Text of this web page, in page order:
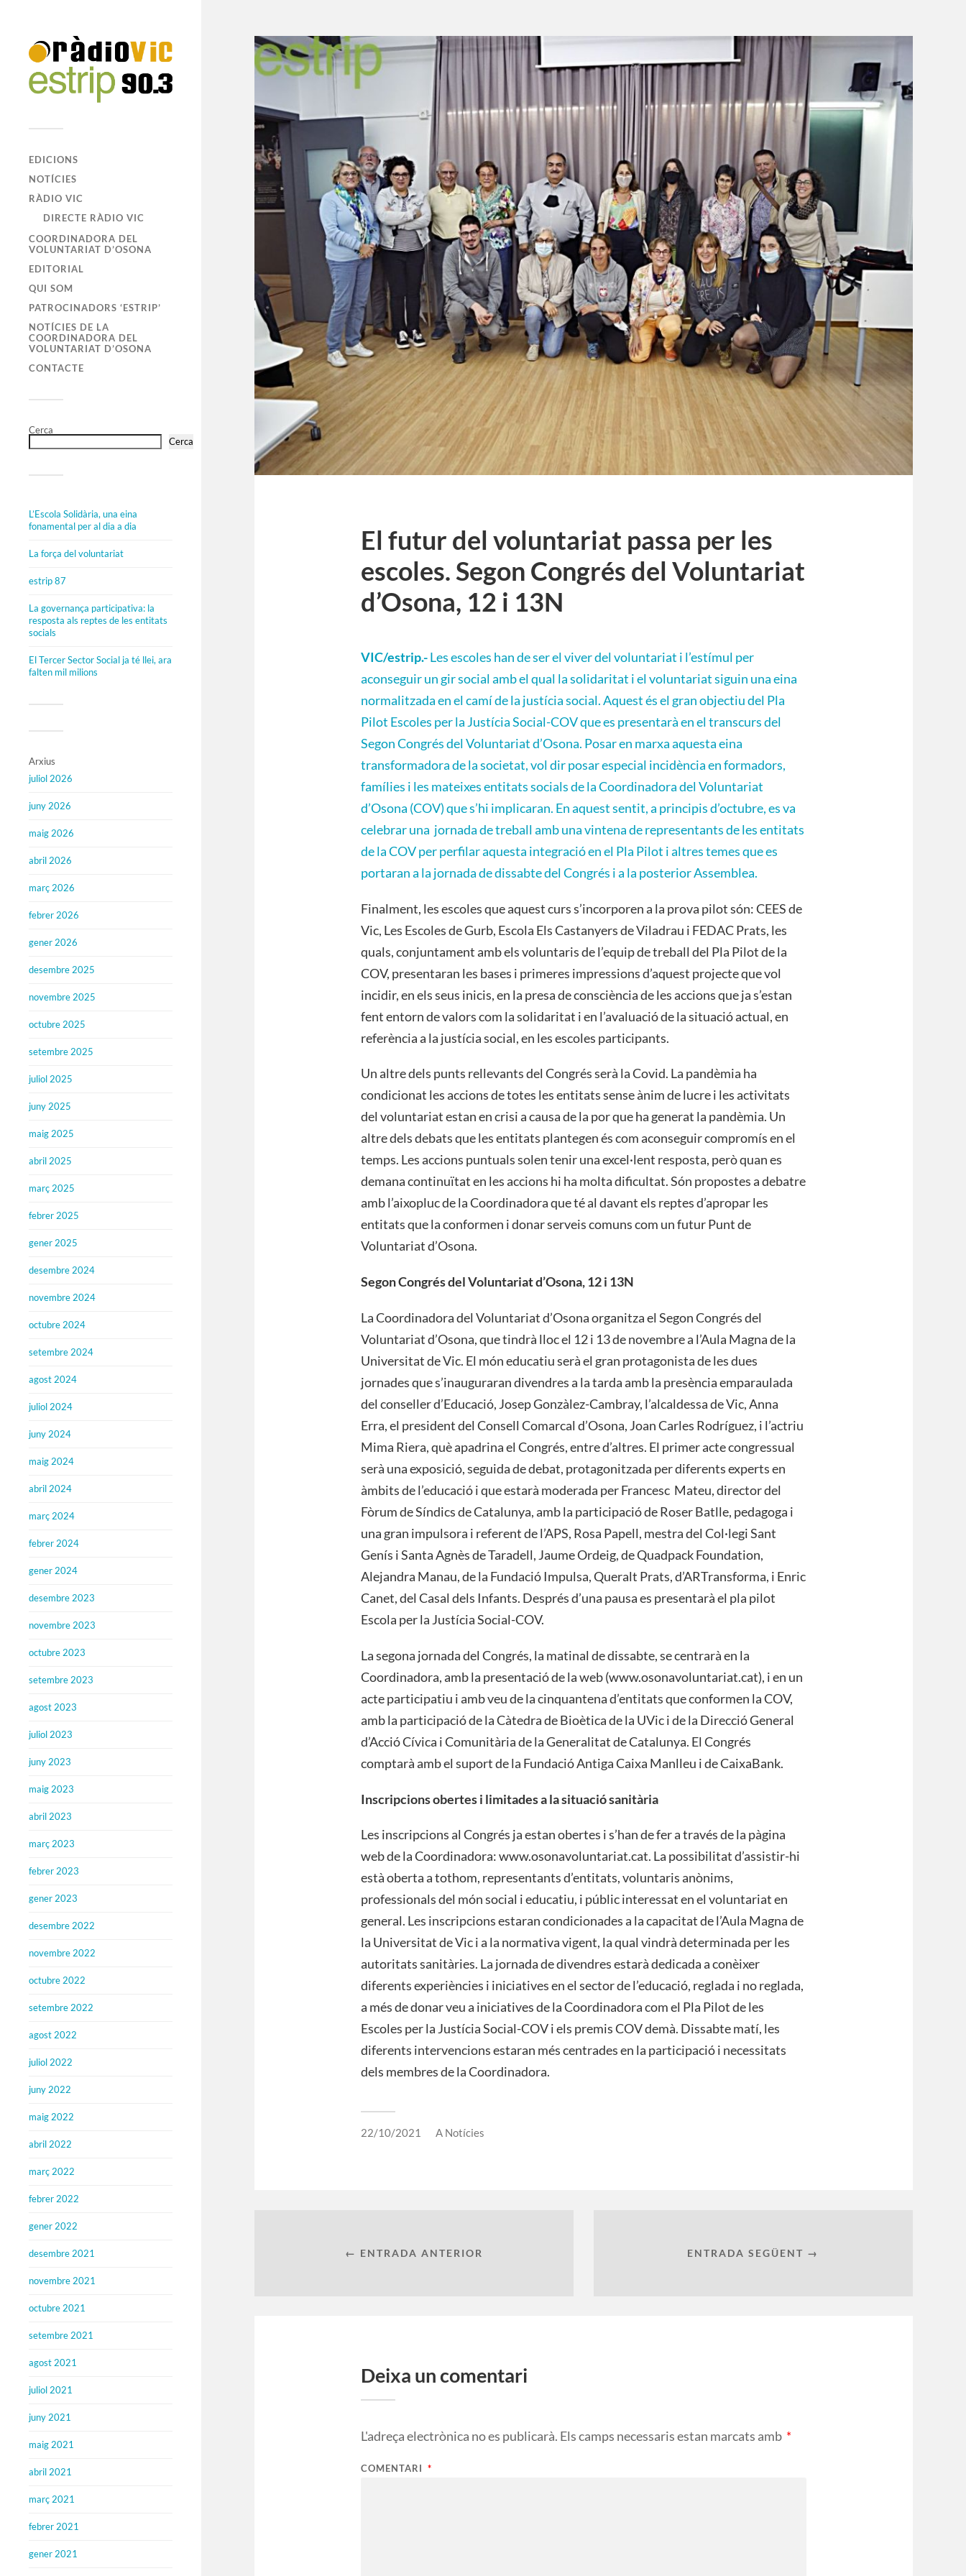
EDICIONS
NOTÍCIES
RÀDIO VIC
DIRECTE RÀDIO VIC
COORDINADORA DEL
VOLUNTARIAT D’OSONA
EDITORIAL
QUI SOM
PATROCINADORS ‘ESTRIP’
NOTÍCIES DE LA
COORDINADORA DEL
VOLUNTARIAT D’OSONA
CONTACTE
Cerca
Cerca
L’Escola Solidària, una eina
fonamental per al dia a dia
La força del voluntariat
estrip 87
La governança participativa: la
resposta als reptes de les entitats
socials
El Tercer Sector Social ja té llei, ara
falten mil milions
Arxius
juliol 2026
juny 2026
maig 2026
abril 2026
març 2026
febrer 2026
gener 2026
desembre 2025
novembre 2025
octubre 2025
setembre 2025
juliol 2025
juny 2025
maig 2025
abril 2025
març 2025
febrer 2025
gener 2025
desembre 2024
novembre 2024
octubre 2024
setembre 2024
agost 2024
juliol 2024
juny 2024
maig 2024
abril 2024
març 2024
febrer 2024
gener 2024
desembre 2023
novembre 2023
octubre 2023
setembre 2023
agost 2023
juliol 2023
juny 2023
maig 2023
abril 2023
març 2023
febrer 2023
gener 2023
desembre 2022
novembre 2022
octubre 2022
setembre 2022
agost 2022
juliol 2022
juny 2022
maig 2022
abril 2022
març 2022
febrer 2022
gener 2022
desembre 2021
novembre 2021
octubre 2021
setembre 2021
agost 2021
juliol 2021
juny 2021
maig 2021
abril 2021
març 2021
febrer 2021
gener 2021
El futur del voluntariat passa per les
escoles. Segon Congrés del Voluntariat
d’Osona, 12 i 13N
VIC/estrip.-Les escoles han de ser el viver del voluntariat i l’estímul per
aconseguir un gir social amb el qual la solidaritat i el voluntariat siguin una eina
normalitzada en el camí de la justícia social. Aquest és el gran objectiu del Pla
Pilot Escoles per la Justícia Social-COV que es presentarà en el transcurs del
Segon Congrés del Voluntariat d’Osona. Posar en marxa aquesta eina
transformadora de la societat, vol dir posar especial incidència en formadors,
famílies i les mateixes entitats socials de la Coordinadora del Voluntariat
d’Osona (COV) que s’hi implicaran. En aquest sentit, a principis d’octubre, es va
celebrar una jornada de treball amb una vintena de representants de les entitats
de la COV per perfilar aquesta integració en el Pla Pilot i altres temes que es
portaran a la jornada de dissabte del Congrés i a la posterior Assemblea.
Finalment, les escoles que aquest curs s’incorporen a la prova pilot són: CEES de
Vic, Les Escoles de Gurb, Escola Els Castanyers de Viladrau i FEDAC Prats, les
quals, conjuntament amb els voluntaris de l’equip de treball del Pla Pilot de la
COV, presentaran les bases i primeres impressions d’aquest projecte que vol
incidir, en els seus inicis, en la presa de consciència de les accions que ja s’estan
fent entorn de valors com la solidaritat i en l’avaluació de la situació actual, en
referència a la justícia social, en les escoles participants.
Un altre dels punts rellevants del Congrés serà la Covid. La pandèmia ha
condicionat les accions de totes les entitats sense ànim de lucre i les activitats
del voluntariat estan en crisi a causa de la por que ha generat la pandèmia. Un
altre dels debats que les entitats plantegen és com aconseguir compromís en el
temps. Les accions puntuals solen tenir una excel·lent resposta, però quan es
demana continuïtat en les accions hi ha molta dificultat. Són propostes a debatre
amb l’aixopluc de la Coordinadora que té al davant els reptes d’apropar les
entitats que la conformen i donar serveis comuns com un futur Punt de
Voluntariat d’Osona.
Segon Congrés del Voluntariat d’Osona, 12 i 13N
La Coordinadora del Voluntariat d’Osona organitza el Segon Congrés del
Voluntariat d’Osona, que tindrà lloc el 12 i 13 de novembre a l’Aula Magna de la
Universitat de Vic. El món educatiu serà el gran protagonista de les dues
jornades que s’inauguraran divendres a la tarda amb la presència emparaulada
del conseller d’Educació, Josep Gonzàlez-Cambray, l’alcaldessa de Vic, Anna
Erra, el president del Consell Comarcal d’Osona, Joan Carles Rodríguez, i l’actriu
Mima Riera, què apadrina el Congrés, entre d’altres. El primer acte congressual
serà una exposició, seguida de debat, protagonitzada per diferents experts en
àmbits de l’educació i que estarà moderada per Francesc Mateu, director del
Fòrum de Síndics de Catalunya, amb la participació de Roser Batlle, pedagoga i
una gran impulsora i referent de l’APS, Rosa Papell, mestra del Col·legi Sant
Genís i Santa Agnès de Taradell, Jaume Ordeig, de Quadpack Foundation,
Alejandra Manau, de la Fundació Impulsa, Queralt Prats, d’ARTransforma, i Enric
Canet, del Casal dels Infants. Després d’una pausa es presentarà el pla pilot
Escola per la Justícia Social-COV.
La segona jornada del Congrés, la matinal de dissabte, se centrarà en la
Coordinadora, amb la presentació de la web (www.osonavoluntariat.cat), i en un
acte participatiu i amb veu de la cinquantena d’entitats que conformen la COV,
amb la participació de la Càtedra de Bioètica de la UVic i de la Direcció General
d’Acció Cívica i Comunitària de la Generalitat de Catalunya. El Congrés
comptarà amb el suport de la Fundació Antiga Caixa Manlleu i de CaixaBank.
Inscripcions obertes i limitades a la situació sanitària
Les inscripcions al Congrés ja estan obertes i s’han de fer a través de la pàgina
web de la Coordinadora: www.osonavoluntariat.cat. La possibilitat d’assistir-hi
està oberta a tothom, representants d’entitats, voluntaris anònims,
professionals del món social i educatiu, i públic interessat en el voluntariat en
general. Les inscripcions estaran condicionades a la capacitat de l’Aula Magna de
la Universitat de Vic i a la normativa vigent, la qual vindrà determinada per les
autoritats sanitàries. La jornada de divendres estarà dedicada a conèixer
diferents experiències i iniciatives en el sector de l’educació, reglada i no reglada,
a més de donar veu a iniciatives de la Coordinadora com el Pla Pilot de les
Escoles per la Justícia Social-COV i els premis COV demà. Dissabte matí, les
diferents intervencions estaran més centrades en la participació i necessitats
dels membres de la Coordinadora.
22/10/2021 A Notícies
← ENTRADA ANTERIOR ENTRADA SEGÜENT →
Deixa un comentari
L'adreça electrònica no es publicarà. Els camps necessaris estan marcats amb *
COMENTARI *